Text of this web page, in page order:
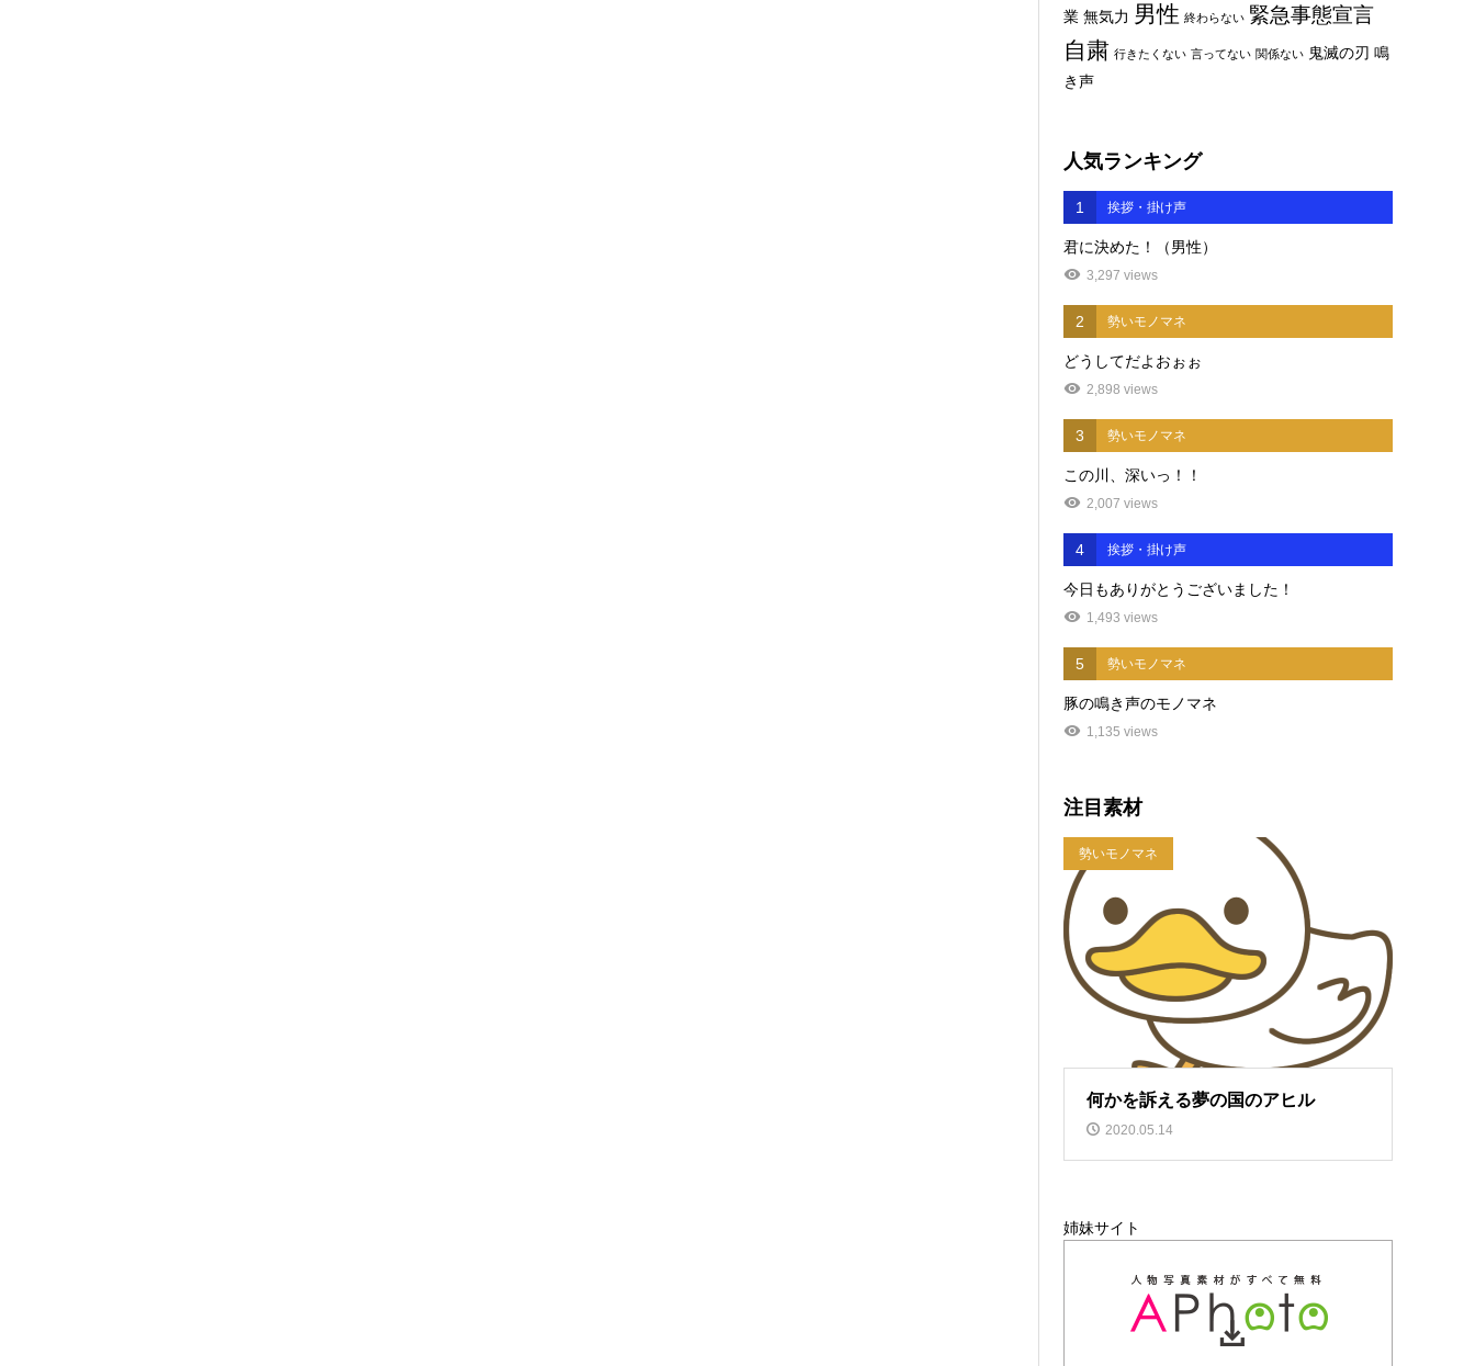
業 無気力 男性 終わらない 緊急事態宣言
自粛 行きたくない 言ってない 関係ない 鬼滅の刃 鳴
き声
人気ランキング
1 挨拶・掛け声
君に決めた！（男性）
3,297 views
2 勢いモノマネ
どうしてだよおぉぉ
2,898 views
3 勢いモノマネ
この川、深いっ！！
2,007 views
4 挨拶・掛け声
今日もありがとうございました！
1,493 views
5 勢いモノマネ
豚の鳴き声のモノマネ
1,135 views
注目素材
勢いモノマネ
何かを訴える夢の国のアヒル
2020.05.14
姉妹サイト